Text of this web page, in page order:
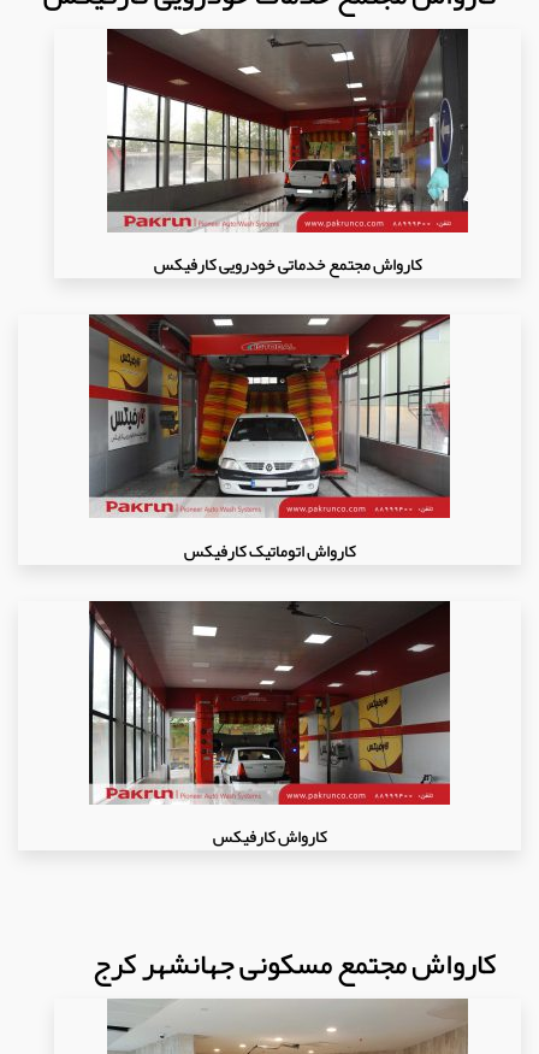
کارواش مجتمع خدماتی خودرویی کارفیکس
کارواش اتوماتیک کارفیکس
کارواش کارفیکس